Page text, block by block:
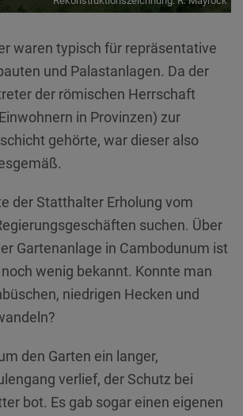
Analytics für die Auswertung der
nicht. Wir verwenden die Funktion
Besuch auf unserer Internetseite zugeordnet
Plattformen YouTube oder Vimeo eingebunden.
erweiterten Datenschutzmodus. Dieser Modus
dass YouTube keine Informationen über die
auf den Seiten dieser Website
Kartendienste wie z.B. Google Maps sein
einer externen Website.
waren typisch für repräsentative
und Palastanlagen. Da der
der römischen Herrschaft
in Provinzen) zur
gehörte, war dieser also
der Statthalter Erholung vom
suchen. Über
Gartenanlage in Cambodunum ist
wenig bekannt. Konnte man
niedrigen Hecken und
den Garten ein langer,
verlief, der Schutz bei
bot. Es gab sogar einen eigenen